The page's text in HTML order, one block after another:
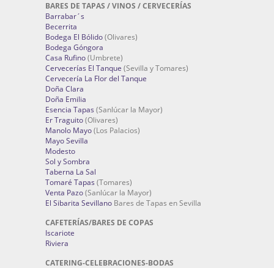
BARES DE TAPAS / VINOS / CERVECERÍAS
Barrabar´s
Becerrita
Bodega El Bólido(Olivares)
Bodega Góngora
Casa Rufino(Umbrete)
Cervecerías El Tanque (Sevilla y Tomares)
Cervecería La Flor del Tanque
Doña Clara
Doña Emilia
Esencia Tapas (Sanlúcar la Mayor)
Er Traguito(Olivares)
Manolo Mayo(Los Palacios)
Mayo Sevilla
Modesto
Sol y Sombra
Taberna La Sal
Tomaré Tapas (Tomares)
Venta Pazo(Sanlúcar la Mayor)
El Sibarita Sevillano Bares de Tapas en Sevilla
CAFETERÍAS/BARES DE COPAS
Iscariote
Riviera
CATERING-CELEBRACIONES-BODAS